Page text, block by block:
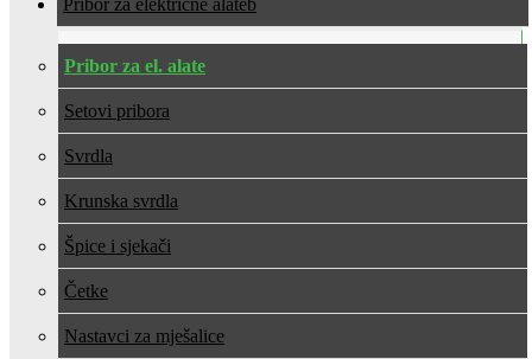
Pribor za el. alate
Setovi pribora
Svrdla
Krunska svrdla
Špice i sjekači
Četke
Nastavci za mješalice